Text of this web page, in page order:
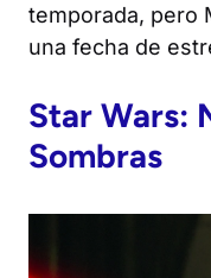
temporada, pero
una fecha de
Star Wars:
Sombras